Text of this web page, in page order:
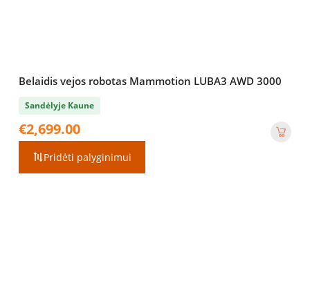
Belaidis vejos robotas Mammotion LUBA3 AWD 3000
Sandėlyje Kaune
€2,699.00
Pridėti palyginimui